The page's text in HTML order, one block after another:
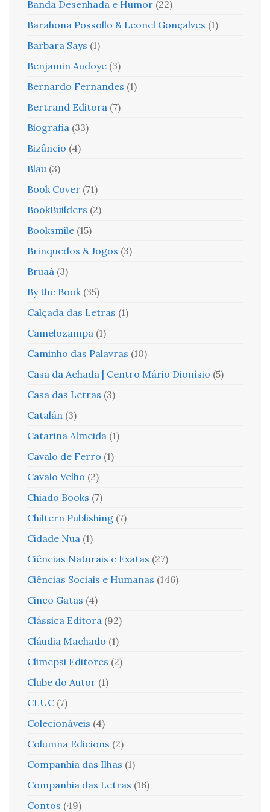
Banda Desenhada e Humor (22)
Barahona Possollo & Leonel Gonçalves (1)
Barbara Says (1)
Benjamin Audoye (3)
Bernardo Fernandes (1)
Bertrand Editora (7)
Biografia (33)
Bizâncio (4)
Blau (3)
Book Cover (71)
BookBuilders (2)
Booksmile (15)
Brinquedos & Jogos (3)
Bruaá (3)
By the Book (35)
Calçada das Letras (1)
Camelozampa (1)
Caminho das Palavras (10)
Casa da Achada | Centro Mário Dionísio (5)
Casa das Letras (3)
Catalán (3)
Catarina Almeida (1)
Cavalo de Ferro (1)
Cavalo Velho (2)
Chiado Books (7)
Chiltern Publishing (7)
Cidade Nua (1)
Ciências Naturais e Exatas (27)
Ciências Sociais e Humanas (146)
Cinco Gatas (4)
Clássica Editora (92)
Cláudia Machado (1)
Climepsi Editores (2)
Clube do Autor (1)
CLUC (7)
Colecionáveis (4)
Columna Edicions (2)
Companhia das Ilhas (1)
Companhia das Letras (16)
Contos (49)